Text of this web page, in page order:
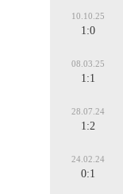
10.10.25
1:0
08.03.25
1:1
28.07.24
1:2
24.02.24
0:1